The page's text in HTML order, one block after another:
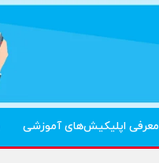
معرفی اپلیکیش‌های آموزشی